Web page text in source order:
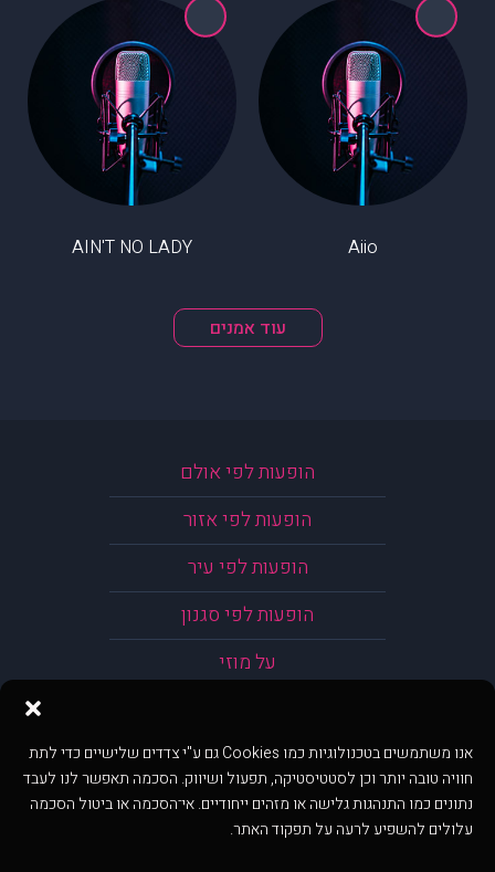
אנו משתמשים בטכנולוגיות כמו Cookies גם ע"י צדדים שלישיים כדי לתת
חוויה טובה יותר וכן לסטטיסטיקה, תפעול ושיווק. הסכמה תאפשר לנו לעבד
נתונים כמו התנהגות גלישה או מזהים ייחודיים. אי־הסכמה או ביטול הסכמה
עלולים להשפיע לרעה על תפקוד האתר.
Aiio
AIN'T NO LADY
עוד אמנים
הופעות לפי אולם
הופעות לפי אזור
הופעות לפי עיר
הופעות לפי סגנון
על מוזי